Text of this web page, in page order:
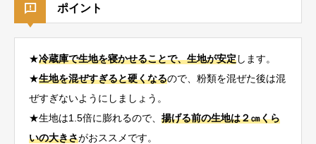
ポイント
★冷蔵庫で生地を寝かせることで、生地が安定します。
★生地を混ぜすぎると硬くなるので、粉類を混ぜた後は混
ぜすぎないようにしましょう。
★生地は1.5倍に膨れるので、 揚げる前の生地は２㎝くら
いの大きさがおススメです。